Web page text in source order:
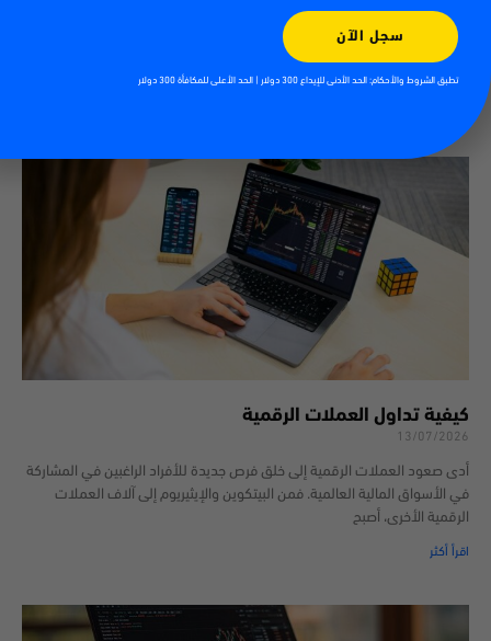
أحدثت العملات الرقمية ثورة في المشهد المالي، جاذبةً ملايين المتداولين
والمستثمرين حول العالم. ومع استمرار ازدياد شعبية الأصول الرقمية مثل
كيفية تداول العملات الرقمية
13/07/2026
أدى صعود العملات الرقمية إلى خلق فرص جديدة للأفراد الراغبين في المشاركة
في الأسواق المالية العالمية. فمن البيتكوين والإيثيريوم إلى آلاف العملات
الرقمية الأخرى، أصبح
اقرأ أكثر
سجل الآن
تطبق الشروط والأحكام: الحد الأدنى للإيداع 300 دولار | الحد الأعلى للمكافأة 300 دولار